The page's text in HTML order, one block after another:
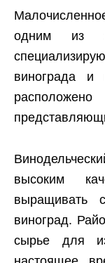
одним из
винограда и
высоким
выращивать
виноград.
сырье для